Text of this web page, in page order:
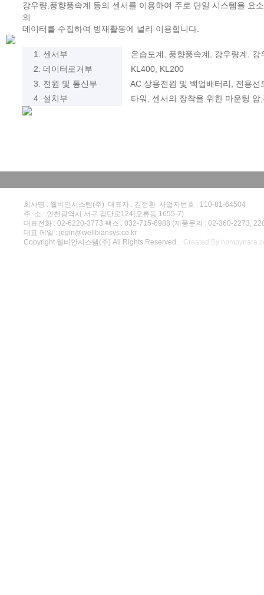
강우량,풍향풍속계 등의 센서를 이용하여 주로 단일 시스템을 요
의
데이터를 수집하여 방재활동에 널리 이용합니다.
1. 센서부
온습도계, 풍향풍속계, 강우량계, 강
2. 데이터로거부
KL400, KL200
3. 전원 및 통신부
AC 상용전원 및 백업배터리, 전용선
4. 설치부
타워, 센서의 장착을 위한 마운팅 암
회사명 : 웰비안시스템(주) 대표자 : 김정환 사업자번호 : 110-81-64504
주 소 : 인천광역시 서구 검단로124(오류동 1655-7)
대표전화 : 02-6220-3773 팩스 : 032-715-6988 (제품문의 : 02-360-2273,
대표 메일 : jogin@wellbiansys.co.kr
Copyright 웰비안시스템(주) All Rights Reserved. Created By